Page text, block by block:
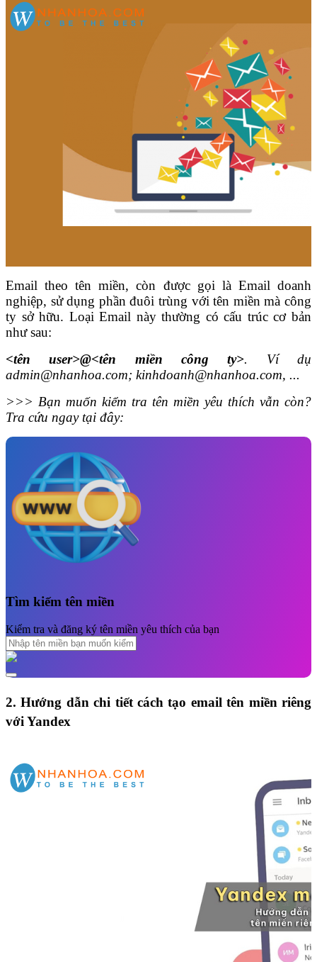
Email theo tên miền, còn được gọi là Email doanh
nghiệp, sử dụng phần đuôi trùng với tên miền mà công
ty sở hữu. Loại Email này thường có cấu trúc cơ bản
như sau:
<tên user>@<tên miền công ty>. Ví dụ
admin@nhanhoa.com; kinhdoanh@nhanhoa.com, ...
>>> Bạn muốn kiểm tra tên miền yêu thích vẫn còn?
Tra cứu ngay tại đây:
Tìm kiếm tên miền
Kiểm tra và đăng ký tên miền yêu thích của bạn
2.Hướng dẫn chi tiết cách tạo email tên miền riêng
với Yandex